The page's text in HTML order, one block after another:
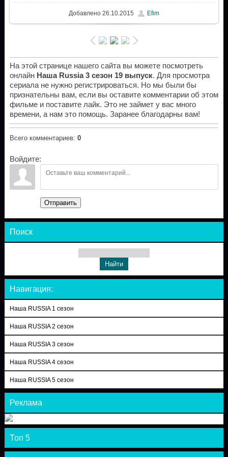
Добавлено26.10.2015 Efim
На этой странице нашего сайта вы можете посмотреть
онлайн Наша Russia 3 сезон 19 выпуск. Для просмотра
сериала не нужно регистрироваться. Но мы были бы
признательны вам, если вы оставите комментарии об этом
фильме и поставите лайк. Это не займет у вас много
времени, а нам это помощь. Заранее благодарны вам!
Всего комментариев: 0
Войдите:
Отправить
Поиск
Навигация:
Наша RUSSIA 1 сезон
Наша RUSSIA 2 сезон
Наша RUSSIA 3 сезон
Наша RUSSIA 4 сезон
Наша RUSSIA 5 сезон
Реклама
Топ 5